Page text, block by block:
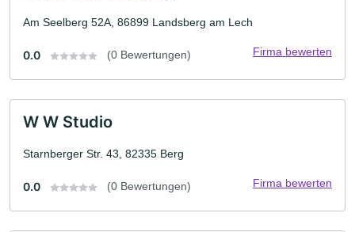
Am Seelberg 52A, 86899 Landsberg am Lech
0.0 (0 Bewertungen) Firma bewerten
W W Studio
Starnberger Str. 43, 82335 Berg
0.0 (0 Bewertungen) Firma bewerten